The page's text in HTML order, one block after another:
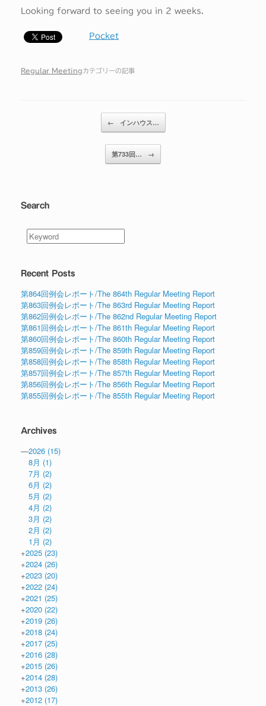
Looking forward to seeing you in 2 weeks.
Pocket
Regular Meetingカテゴリーの記事
← インハウス…
第733回… →
Search
Recent Posts
第864回例会レポート/The 864th Regular Meeting Report
第863回例会レポート/The 863rd Regular Meeting Report
第862回例会レポート/The 862nd Regular Meeting Report
第861回例会レポート/The 861th Regular Meeting Report
第860回例会レポート/The 860th Regular Meeting Report
第859回例会レポート/The 859th Regular Meeting Report
第858回例会レポート/The 858th Regular Meeting Report
第857回例会レポート/The 857th Regular Meeting Report
第856回例会レポート/The 856th Regular Meeting Report
第855回例会レポート/The 855th Regular Meeting Report
Archives
—2026 (15)
8月 (1)
7月 (2)
6月 (2)
5月 (2)
4月 (2)
3月 (2)
2月 (2)
1月 (2)
+2025 (23)
+2024 (26)
+2023 (20)
+2022 (24)
+2021 (25)
+2020 (22)
+2019 (26)
+2018 (24)
+2017 (25)
+2016 (28)
+2015 (26)
+2014 (28)
+2013 (26)
+2012 (17)